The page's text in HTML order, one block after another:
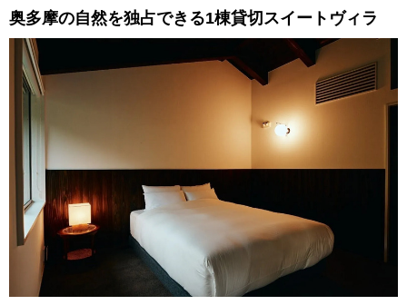
奥多摩の自然を独占できる1棟貸切スイートヴィラ